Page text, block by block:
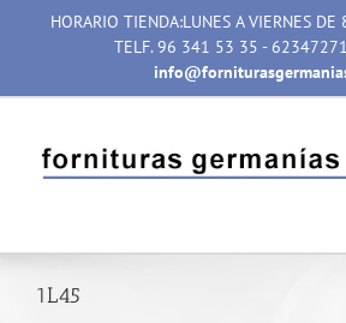
HORARIO TIENDA:LUNES A VIERNES
TELF. 96 341 53 35 -
1L45